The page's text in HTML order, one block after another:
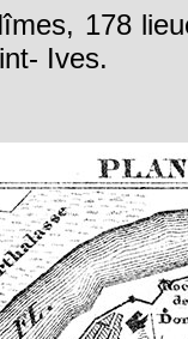
178
Ives.